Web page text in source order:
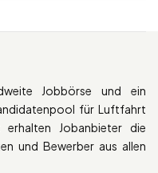
Jobbörse und ein
für Luftfahrt
Jobanbieter die
und Bewerber aus allen